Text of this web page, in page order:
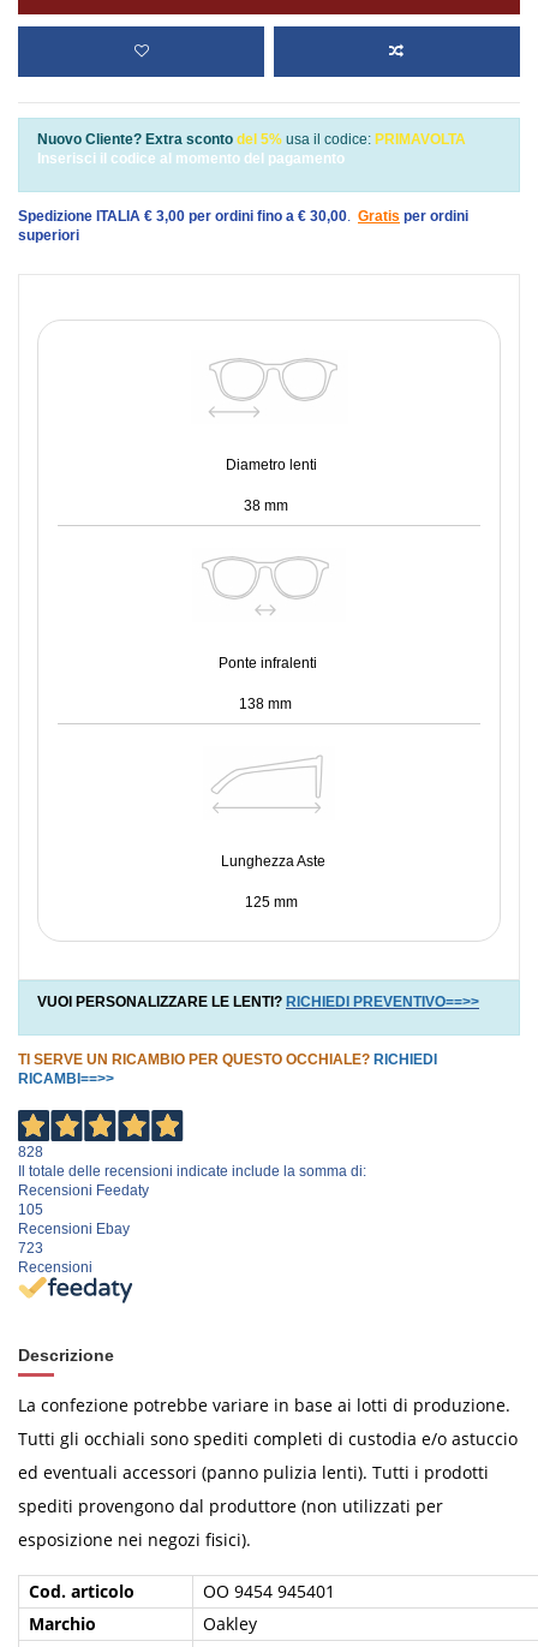
Nuovo Cliente? Extra sconto del 5% usa il codice: PRIMAVOLTA
Inserisci il codice al momento del pagamento
Spedizione ITALIA € 3,00 per ordini fino a € 30,00. Gratis per ordini
superiori
Diametro lenti
Ponte infralenti
Lunghezza Aste
38 mm
138 mm
125 mm
VUOI PERSONALIZZARE LE LENTI? RICHIEDI PREVENTIVO==>>
TI SERVE UN RICAMBIO PER QUESTO OCCHIALE? RICHIEDI
RICAMBI==>>
828
Il totale delle recensioni indicate include la somma di:
Recensioni Feedaty
105
Recensioni Ebay
723
Recensioni
Descrizione
La confezione potrebbe variare in base ai lotti di produzione.
Tutti gli occhiali sono spediti completi di custodia e/o astuccio
ed eventuali accessori (panno pulizia lenti). Tutti i prodotti
spediti provengono dal produttore (non utilizzati per
esposizione nei negozi fisici).
Cod. articolo
OO 9454 945401
Marchio
Oakley